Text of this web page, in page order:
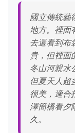
國立傳統藝
地方。裡面
去還看到布
貴，但裡面
冬山河親水
但夏天人超
很美，適合
澤簡橋看夕
久。